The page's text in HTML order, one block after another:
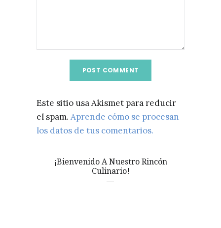
Este sitio usa Akismet para reducir
el spam. Aprende cómo se procesan
los datos de tus comentarios.
¡Bienvenido A Nuestro Rincón
Culinario!